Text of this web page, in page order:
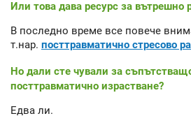
Или това дава ресурс за вътрешно
В последно време все повече
т.нар. посттравматично стресово
Но дали сте чували за
посттравматично израстване?
Едва ли.